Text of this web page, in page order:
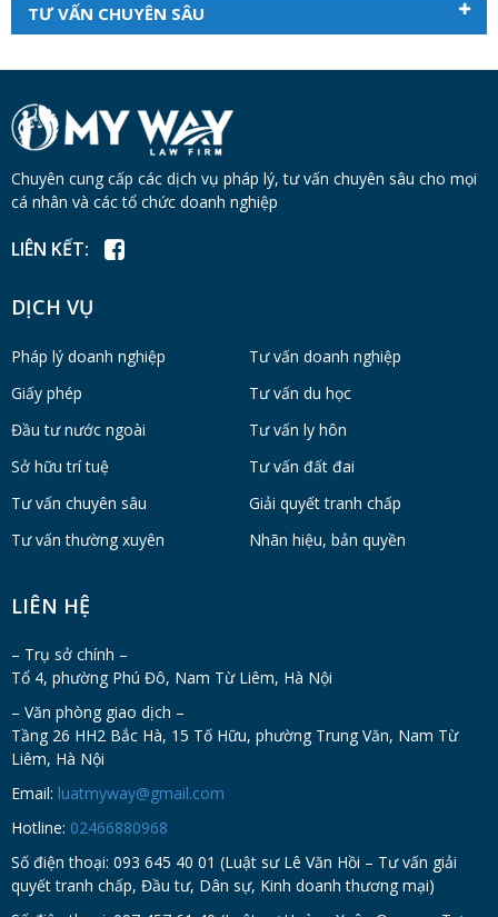
TƯ VẤN CHUYÊN SÂU
Chuyên cung cấp các dịch vụ pháp lý, tư vấn chuyên sâu cho mọi
cá nhân và các tổ chức doanh nghiệp
LIÊN KẾT:
DỊCH VỤ
Pháp lý doanh nghiệp
Giấy phép
Đầu tư nước ngoài
Sở hữu trí tuệ
Tư vấn chuyên sâu
Tư vấn thường xuyên
Tư vấn doanh nghiệp
Tư vấn du học
Tư vấn ly hôn
Tư vấn đất đai
Giải quyết tranh chấp
Nhãn hiệu, bản quyền
LIÊN HỆ
– Trụ sở chính –
Tổ 4, phường Phú Đô, Nam Từ Liêm, Hà Nội
– Văn phòng giao dịch –
Tầng 26 HH2 Bắc Hà, 15 Tố Hữu, phường Trung Văn, Nam Từ
Liêm, Hà Nội
Email: luatmyway@gmail.com
Hotline: 02466880968
Số điện thoại: 093 645 40 01 (Luật sư Lê Văn Hồi – Tư vấn giải
quyết tranh chấp, Đầu tư, Dân sự, Kinh doanh thương mại)